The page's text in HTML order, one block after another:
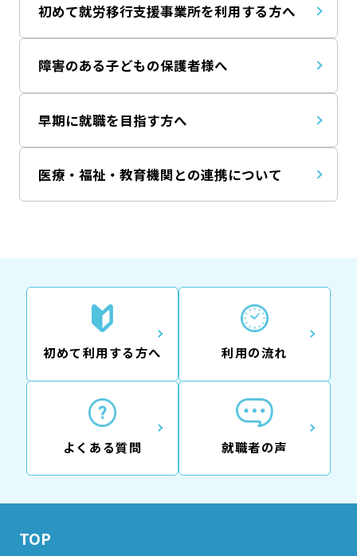
初めて就労移行支援事業所を利用する方へ
障害のある子どもの保護者様へ
早期に就職を目指す方へ
医療・福祉・教育機関との連携について
初めて利用する方へ 利用の流れ
よくある質問 就職者の声
TOP